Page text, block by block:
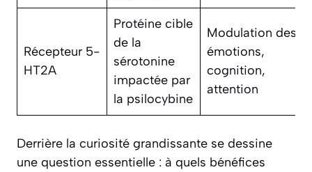
Récepteur 5-
HT2A
Protéine cible
de la
sérotonine
impactée par
la psilocybine
Modulation des
émotions,
cognition,
attention
Derrière la curiosité grandissante se dessine
une question essentielle : à quels bénéfices